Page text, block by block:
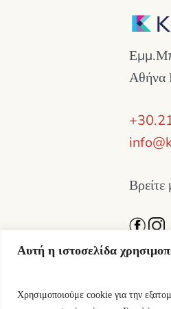
Αυτή η ιστοσελίδα
Χρησιμοποιούμε cookie για την
Αθήνα
Βρείτε